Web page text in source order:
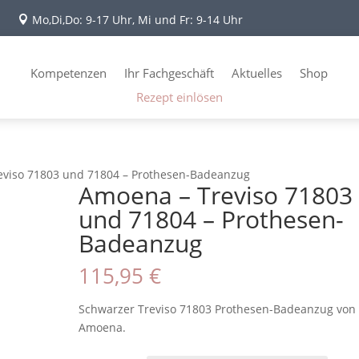
 Mo,Di,Do: 9-17 Uhr, Mi und Fr: 9-14 Uhr
Kompetenzen Ihr Fachgeschäft Aktuelles
Shop
Rezept einlösen
71803 und 71804 – Prothesen-Badeanzug
Amoena – Treviso 71803
und 71804 – Prothesen-
Badeanzug
115,95€
Schwarzer Treviso 71803 Prothesen-Badeanzug von
Amoena.